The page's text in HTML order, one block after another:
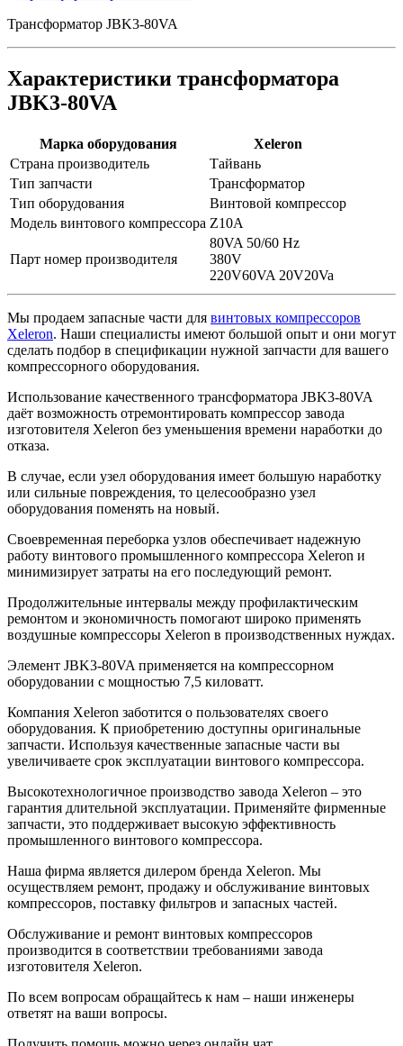
Трансформатор JBK3-80VA
Характеристики трансформатора
JBK3-80VA
Марка оборудования
Xeleron
Страна производитель
Тайвань
Тип запчасти
Трансформатор
Тип оборудования
Винтовой компрессор
Модель винтового компрессора Z10A
Парт номер производителя
80VA 50/60 Hz
380V
220V60VA 20V20Va
Мы продаем запасные части для винтовых компрессоров
Xeleron. Наши специалисты имеют большой опыт и они могут
сделать подбор в спецификации нужной запчасти для вашего
компрессорного оборудования.
Использование качественного трансформатора JBK3-80VA
даёт возможность отремонтировать компрессор завода
изготовителя Xeleron без уменьшения времени наработки до
отказа.
В случае, если узел оборудования имеет большую наработку
или сильные повреждения, то целесообразно узел
оборудования поменять на новый.
Своевременная переборка узлов обеспечивает надежную
работу винтового промышленного компрессора Xeleron и
минимизирует затраты на его последующий ремонт.
Продолжительные интервалы между профилактическим
ремонтом и экономичность помогают широко применять
воздушные компрессоры Xeleron в производственных нуждах.
Элемент JBK3-80VA применяется на компрессорном
оборудовании с мощностью 7,5 киловатт.
Компания Xeleron заботится о пользователях своего
оборудования. К приобретению доступны оригинальные
запчасти. Используя качественные запасные части вы
увеличиваете срок эксплуатации винтового компрессора.
Высокотехнологичное производство завода Xeleron – это
гарантия длительной эксплуатации. Применяйте фирменные
запчасти, это поддерживает высокую эффективность
промышленного винтового компрессора.
Наша фирма является дилером бренда Xeleron. Мы
осуществляем ремонт, продажу и обслуживание винтовых
компрессоров, поставку фильтров и запасных частей.
Обслуживание и ремонт винтовых компрессоров
производится в соответствии требованиями завода
изготовителя Xeleron.
По всем вопросам обращайтесь к нам – наши инженеры
ответят на ваши вопросы.